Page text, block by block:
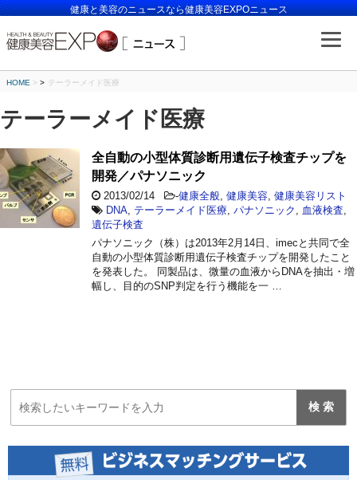
健康と美容のニュースなら健康美容EXPOニュース
HOME > テーラーメイド医療
テーラーメイド医療
全自動の小型体質診断用遺伝子検査チップを
開発／パナソニック
2013/02/14 -健康全般 健康美容 健康美容リスト
DNA テーラーメイド医療 パナソニック 血液検査
遺伝子検査
パナソニック（株）は2013年2月14日、imecと共同で全
自動の小型体質診断用遺伝子検査チップを開発したこと
を発表した。 同製品は、微量の血液からDNAを抽出・増
幅し、目的のSNP判定を行う機能を一 …